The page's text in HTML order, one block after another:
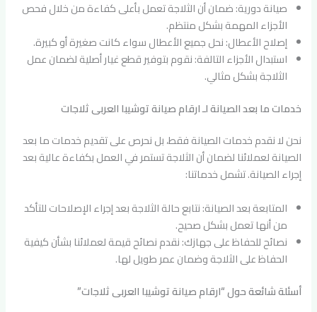
صيانة دورية: ضمان أن الثلاجة تعمل بأعلى كفاءة من خلال فحص
الأجزاء المهمة بشكل منتظم.
إصلاح الأعطال: نحل جميع الأعطال سواء كانت صغيرة أو كبيرة.
استبدال الأجزاء التالفة: نقوم بتوفير قطع غيار أصلية لضمان عمل
الثلاجة بشكل مثالي.
خدمات ما بعد الصيانة لـ ارقام صيانة توشيبا العربى ثلاجات
نحن لا نقدم خدمات الصيانة فقط، بل نحرص على تقديم خدمات ما بعد
الصيانة لعملائنا لضمان أن الثلاجة تستمر في العمل بكفاءة عالية بعد
إجراء الصيانة. تشمل خدماتنا:
المتابعة بعد الصيانة: نتابع حالة الثلاجة بعد إجراء الإصلاحات للتأكد
من أنها تعمل بشكل صحيح.
نصائح للحفاظ على جهازك: نقدم نصائح قيمة لعملائنا بشأن كيفية
الحفاظ على الثلاجة وضمان عمر طويل لها.
أسئلة شائعة حول “ارقام صيانة توشيبا العربى ثلاجات”